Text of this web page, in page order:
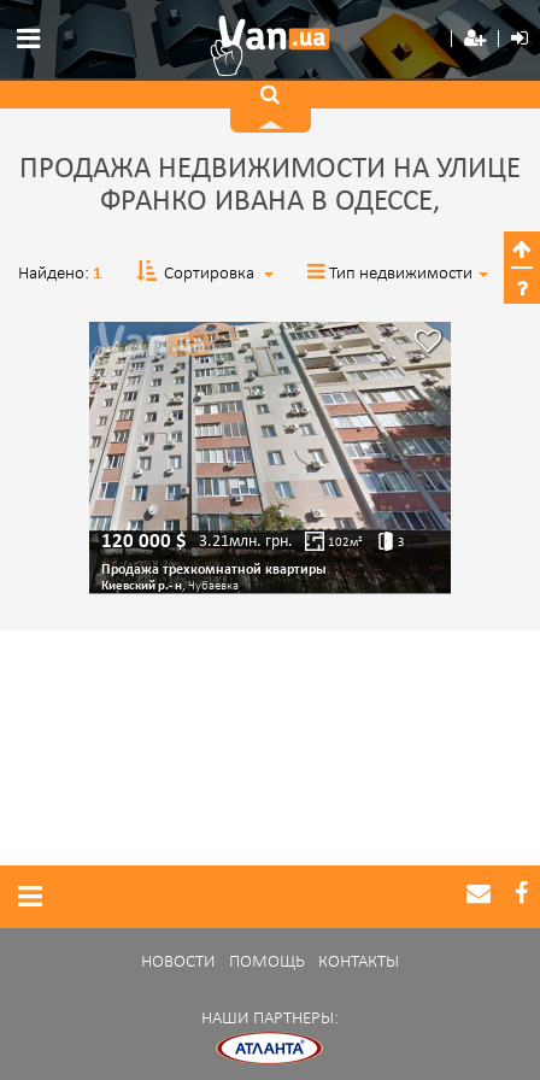
ПРОДАЖА НЕДВИЖИМОСТИ НА УЛИЦЕ
ФРАНКО ИВАНА В ОДЕССЕ,
Найдено: 1 Сортировка Тип недвижимости
120 000$ 3.21млн. грн. 102м² 3
Продажа трехкомнатной квартиры
Киевский р.- н, Чубаевка
НОВОСТИ ПОМОЩЬ КОНТАКТЫ
НАШИ ПАРТНЕРЫ: